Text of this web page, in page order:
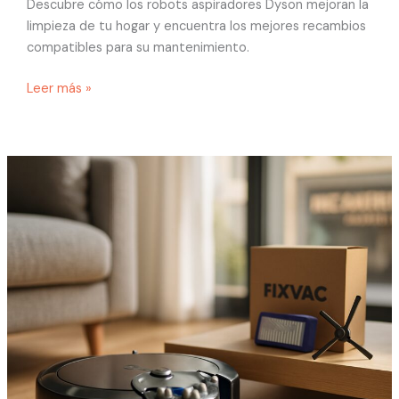
Descubre cómo los robots aspiradores Dyson mejoran la
limpieza de tu hogar y encuentra los mejores recambios
compatibles para su mantenimiento.
Leer más »
optimizar
robot
aspirador
con
recambios
de